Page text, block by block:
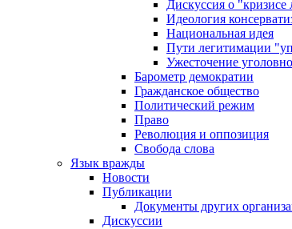
Дискуссия о "кризисе
Идеология
Национальная идея
Пути легитимации
Ужесточение
Барометр демократии
Гражданское общество
Политический режим
Право
Революция и оппозиция
Свобода слова
Язык вражды
Новости
Публикации
Документы других
Дискуссии